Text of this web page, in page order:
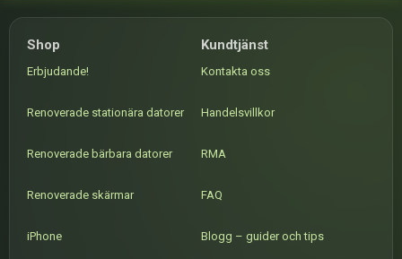
Shop
Erbjudande!
Renoverade stationära datorer
Renoverade bärbara datorer
Renoverade skärmar
iPhone
Kundtjänst
Kontakta oss
Handelsvillkor
RMA
FAQ
Blogg – guider och tips